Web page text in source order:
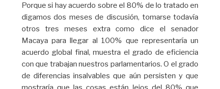
Porque si hay acuerdo sobre el 80% de lo tratado en
digamos dos meses de discusión, tomarse todavía
otros tres meses extra como dice el senador
Macaya para llegar al 100% que representaría un
acuerdo global final, muestra el grado de eficiencia
con que trabajan nuestros parlamentarios. O el grado
de diferencias insalvables que aún persisten y que